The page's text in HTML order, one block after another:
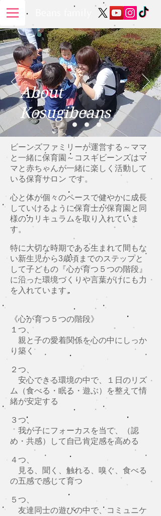
About
Kosugibeans
ビーンズファミリーが運営する～ママ
と一緒に保育園～コスギビーンズはマ
マと赤ちゃんが一緒に楽しく活動して
いる保育サロン です。
心と体が個々のペースで健やかに成長
していけるように保育士が保育園と同
様のカリキュラムを取り入れていま
す。
特に大切な時期である生まれて間もな
い新生児から3歳頃までのステップと
して子どもの『心が育つ５つの階段』
に沿った環境づくりや言葉がけにも力
を入れています。
《心が育つ５つの階段》
１つ、
親と子の愛着関係を心の中にしっか
り築く
２つ、
安心できる環境の中で、１日のリズ
ム（食べる・眠る・遊ぶ）を整えて情
緒が安定する
３つ、
我が子にフォーカスを当て、（認
め・共感）して自己肯定感を高める
４つ、
見る、聞く、触れる、嗅ぐ、食べる
の五感で感じて育つ
５つ、
友達同士の遊びの中で、コミュニケ